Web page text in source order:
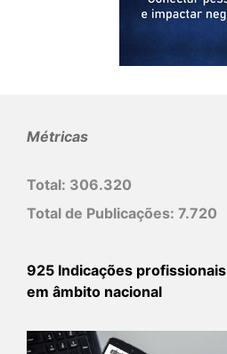
Métricas
Total: 306.320
Total de Publicações: 7.720
925 Indicações profissionais
em âmbito nacional